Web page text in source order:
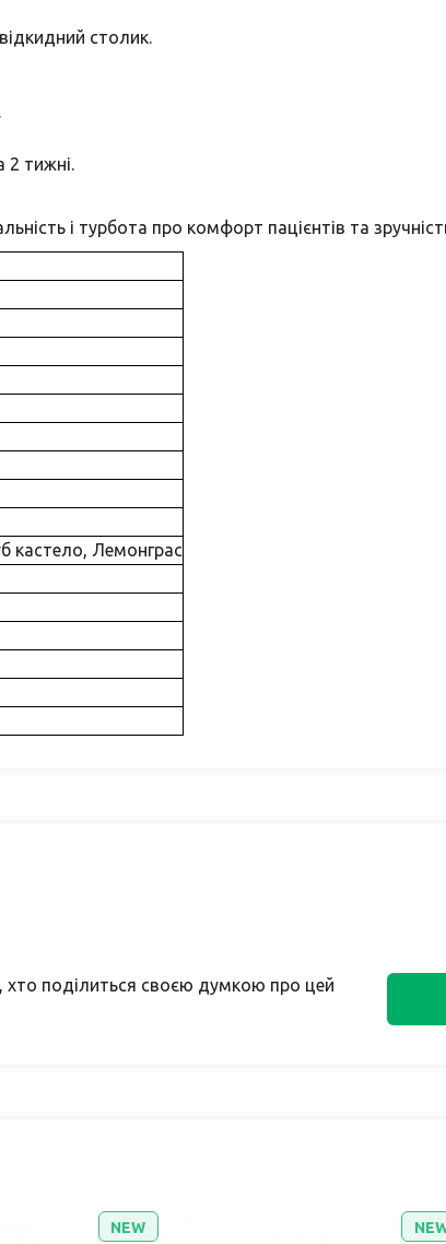
столик.
2 тижні.
і турбота про комфорт пацієнтів та
кастело, Лемонграс
поділиться своєю думкою про цей
NEW